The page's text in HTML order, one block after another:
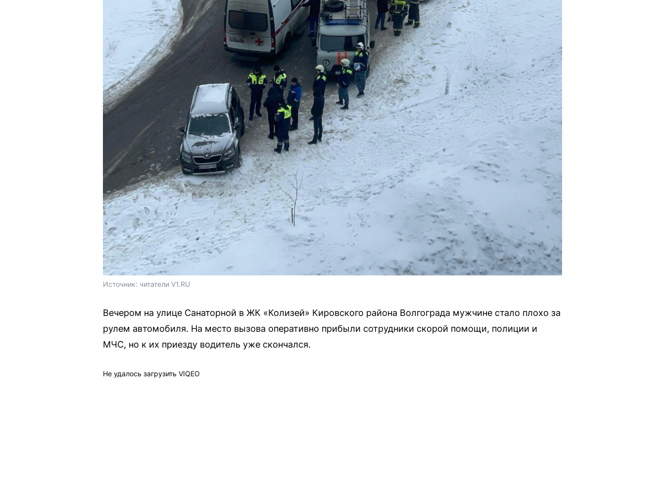
Источник: читатели V1.RU
Вечером на улице Санаторной в ЖК «Колизей» Кировского района Волгограда мужчине стало плохо за
рулем автомобиля. На место вызова оперативно прибыли сотрудники скорой помощи, полиции и
МЧС, но к их приезду водитель уже скончался.
Не удалось загрузить VIQEO